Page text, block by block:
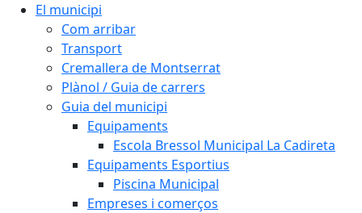
El municipi
Com arribar
Transport
Cremallera de Montserrat
Plànol / Guia de carrers
Guia del municipi
Equipaments
Escola Bressol Municipal La Cadireta
Equipaments Esportius
Piscina Municipal
Empreses i comerços